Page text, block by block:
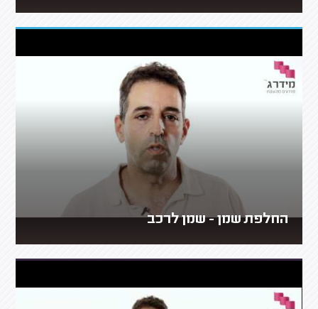
החלפת שמן - שמן לרכב